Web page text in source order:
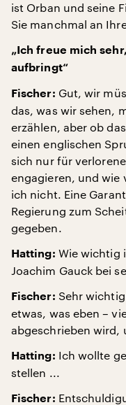
ist Orban und seine
Sie manchmal an
„Ich freue mich
aufbringt“
Fischer: Gut, wir
das, was wir sehen,
erzählen, aber ob
einen englischen
sich nur für
engagieren, und wie
ich nicht. Eine
Regierung zum
gegeben.
Hatting: Wie wichtig
Joachim Gauck bei
Fischer: Sehr
etwas, was eben –
abgeschrieben wird,
Hatting: Ich wollte
stellen ...
Fischer: